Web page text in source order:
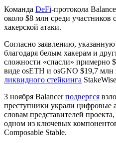
Команда DeFi-протокола
около $8 млн среди участников
хакерской атаки.
Согласно заявлению,
благодаря белым хакерам и
сложности «спасли» примерно
виде osETH и osGNO $19,7 млн
ликвидного стейкинга
3 ноября Balancerподвергся
преступники украли
словам представителей
одном из ключевых
Composable Stable.